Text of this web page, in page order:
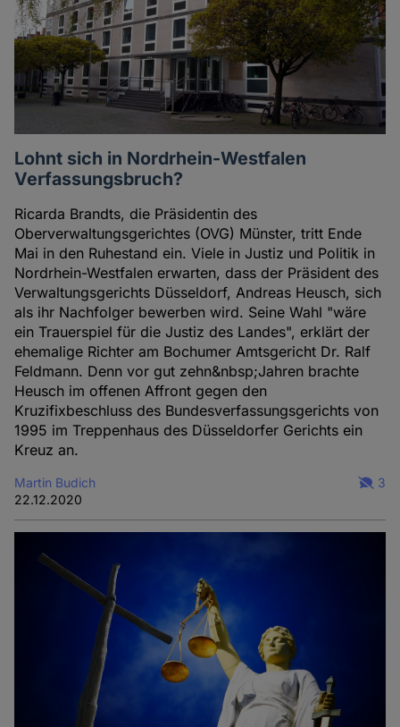
Lohnt sich in Nordrhein-Westfalen
Verfassungsbruch?
Ricarda Brandts, die Präsidentin des
Oberverwaltungsgerichtes (OVG) Münster, tritt Ende
Mai in den Ruhestand ein. Viele in Justiz und Politik in
Nordrhein-Westfalen erwarten, dass der Präsident des
Verwaltungsgerichts Düsseldorf, Andreas Heusch, sich
als ihr Nachfolger bewerben wird. Seine Wahl "wäre
ein Trauerspiel für die Justiz des Landes", erklärt der
ehemalige Richter am Bochumer Amtsgericht Dr. Ralf
Feldmann. Denn vor gut zehn&nbsp;Jahren brachte
Heusch im offenen Affront gegen den
Kruzifixbeschluss des Bundesverfassungsgerichts von
1995 im Treppenhaus des Düsseldorfer Gerichts ein
Kreuz an.
Martin Budich
22.12.2020
3